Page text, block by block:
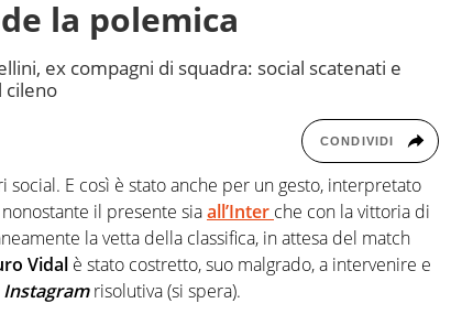
la polemica
ex compagni di squadra: social scatenati e
cileno
CONDIVIDI
social. E così è stato anche per un gesto, interpretato
il presente siaall’Inter che con la vittoria di
la vetta della classifica, in attesa del match
Vidal è stato costretto, suo malgrado, a intervenire e
Instagram risolutiva (si spera).